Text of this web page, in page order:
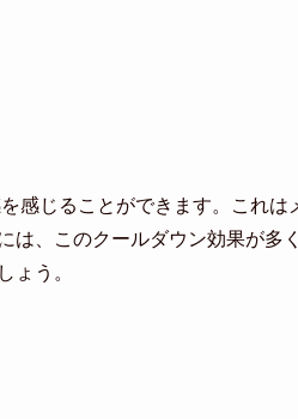
感じることができます。これは
、このクールダウン効果が多
ょう。